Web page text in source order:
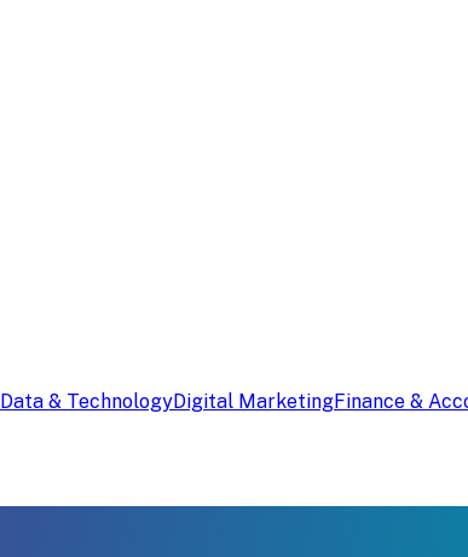
Data & TechnologyDigital MarketingFinance &